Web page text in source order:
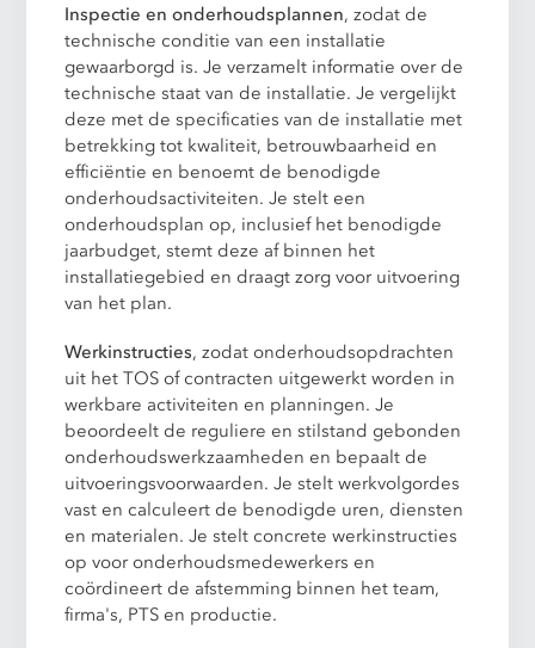
Inspectie en onderhoudsplannen, zodat de
technische conditie van een installatie
gewaarborgd is. Je verzamelt informatie over de
technische staat van de installatie. Je vergelijkt
deze met de specificaties van de installatie met
betrekking tot kwaliteit, betrouwbaarheid en
efficiëntie en benoemt de benodigde
onderhoudsactiviteiten. Je stelt een
onderhoudsplan op, inclusief het benodigde
jaarbudget, stemt deze af binnen het
installatiegebied en draagt zorg voor uitvoering
van het plan.
Werkinstructies, zodat onderhoudsopdrachten
uit het TOS of contracten uitgewerkt worden in
werkbare activiteiten en planningen. Je
beoordeelt de reguliere en stilstand gebonden
onderhoudswerkzaamheden en bepaalt de
uitvoeringsvoorwaarden. Je stelt werkvolgordes
vast en calculeert de benodigde uren, diensten
en materialen. Je stelt concrete werkinstructies
op voor onderhoudsmedewerkers en
coördineert de afstemming binnen het team,
firma's, PTS en productie.